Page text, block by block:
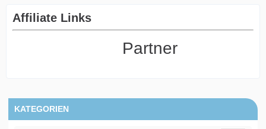
Affiliate Links
Partner
KATEGORIEN